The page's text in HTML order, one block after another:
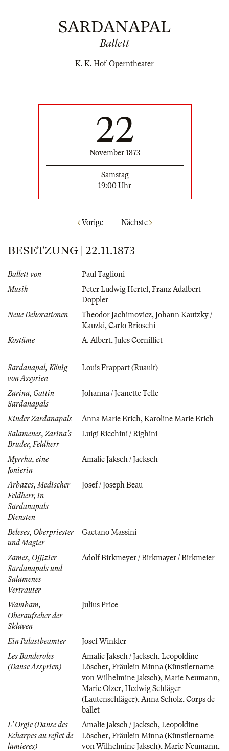
SARDANAPAL
Ballett
K. K. Hof-Operntheater
22
November 1873
Samstag
19:00 Uhr
Vorige Nächste
BESETZUNG | 22.11.1873
Ballett von
Paul Taglioni
Musik
Peter Ludwig Hertel , Franz Adalbert
Doppler
Neue Dekorationen
Theodor Jachimovicz, Johann Kautzky /
Kauzki, Carlo Brioschi
Kostüme
A. Albert, Jules Cornilliet
Sardanapal, König
von Assyrien
Louis Frappart (Ruault)
Zarina, Gattin
Sardanapals
Johanna / Jeanette Telle
Kinder Zardanapals Anna Marie Erich, Karoline Marie Erich
Salamenes, Zarina's
Bruder, Feldherr
Luigi Ricchini / Righini
Myrrha, eine
Jonierin
Amalie Jaksch / Jacksch
Arbazes, Medischer
Feldherr, in
Sardanapals
Diensten
Josef / Joseph Beau
Beleses, Oberpriester
und Magier
Gaetano Massini
Zames, Offizier
Sardanapals und
Salamenes
Vertrauter
Adolf Birkmeyer / Birkmayer / Birkmeier
Wambam,
Oberaufseher der
Sklaven
Julius Price
Ein Palastbeamter
Josef Winkler
Les Banderoles
(Danse Assyrien)
Amalie Jaksch / Jacksch, Leopoldine
Löscher, Fräulein Minna (Künstlername
von Wilhelmine Jaksch), Marie Neumann,
Marie Olzer, Hedwig Schläger
(Lautenschläger), Anna Scholz, Corps de
ballet
L' Orgie (Danse des
Echarpes au reflet de
lumières)
Amalie Jaksch / Jacksch, Leopoldine
Löscher, Fräulein Minna (Künstlername
von Wilhelmine Jaksch), Marie Neumann,